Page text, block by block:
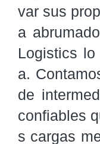
var sus
a
Logistics
a.
de
confiables
s cargas